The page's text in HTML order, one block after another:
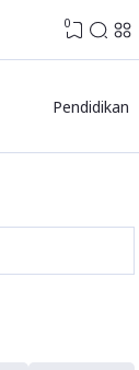
0
Pendidikan